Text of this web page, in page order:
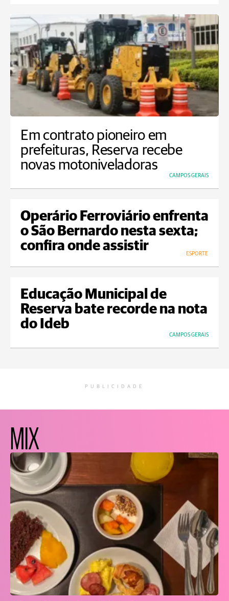
Em contrato pioneiro em
prefeituras, Reserva recebe
novas motoniveladoras
CAMPOS GERAIS
Operário Ferroviário enfrenta
o São Bernardo nesta sexta;
confira onde assistir
ESPORTE
Educação Municipal de
Reserva bate recorde na nota
do Ideb
CAMPOS GERAIS
PUBLICIDADE
MIX